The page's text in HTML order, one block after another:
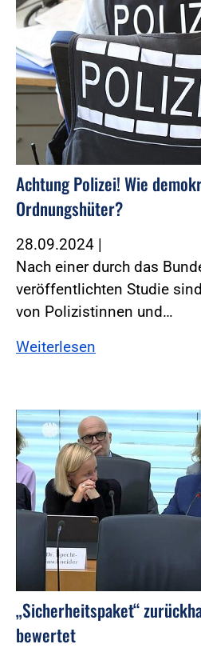
Achtung Polizei! Wie
Ordnungshüter?
28.09.2024 |
Nach einer durch das
veröffentlichten Studie
von Polizistinnen und…
Weiterlesen
„Sicherheitspaket“
bewertet